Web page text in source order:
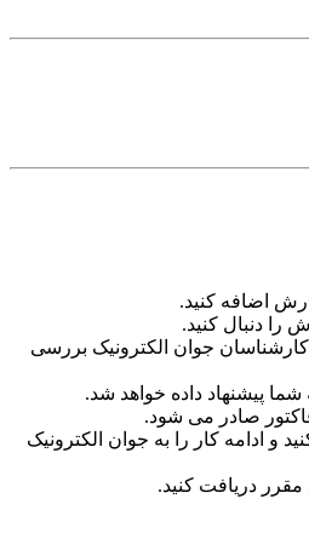
اضافه کنید.
را دنبال کنید.
جوان الکترونیک بررسی
پیشنهاد داده خواهد شد.
صادر می شود.
و ادامه کار را به جوان الکترونیک
دریافت کنید.